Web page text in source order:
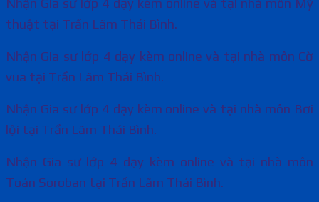
Nhận Gia sư lớp 4 dạy kèm online và tại nhà môn Mỹ
thuật tại Trần Lãm Thái Bình.
Nhận Gia sư lớp 4 dạy kèm online và tại nhà môn Cờ
vua tại Trần Lãm Thái Bình.
Nhận Gia sư lớp 4 dạy kèm online và tại nhà môn Bơi
lội tại Trần Lãm Thái Bình.
Nhận Gia sư lớp 4 dạy kèm online và tại nhà môn
Toán Soroban tại Trần Lãm Thái Bình.